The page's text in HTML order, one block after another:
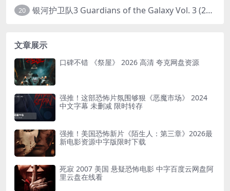
20 银河护卫队3 Guardians of the Galaxy Vol. 3 (2023)4K高清资源1080p只分享精品
文章展示
口碑不错 《祭屋》 2026 高清 夸克网盘资源
强推！这部恐怖片氛围够狠《恶魔市场》 2024
中文字幕 未删减 限时转存
强推！美国恐怖新片《陌生人：第三章》2026最
新电影资源中字版限时下载
死寂 2007 美国 悬疑恐怖电影 中字百度云网盘阿
里云盘在线看